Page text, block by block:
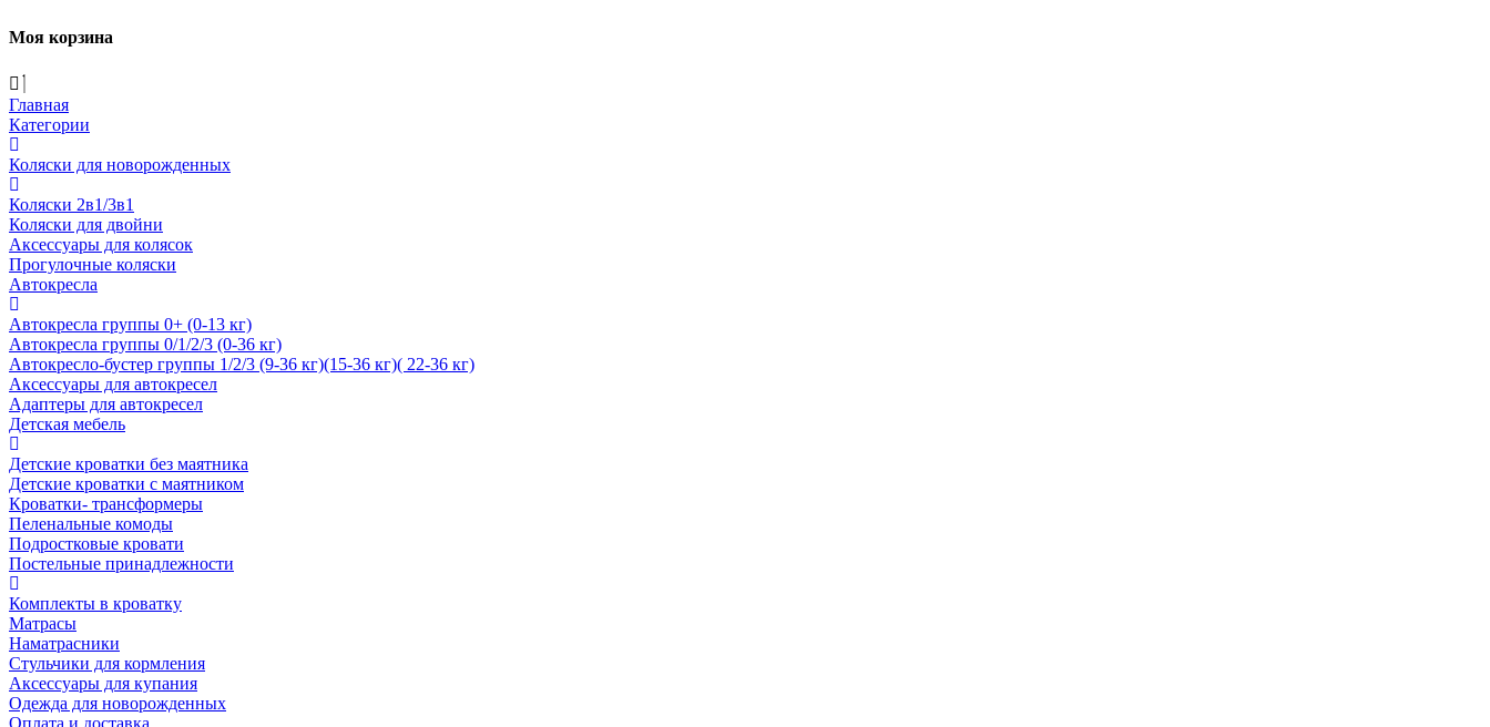
Моя корзина
Главная
Категории
Коляски для новорожденных
Коляски 2в1/3в1
Коляски для двойни
Аксессуары для колясок
Прогулочные коляски
Автокресла
Автокресла группы 0+ (0-13 кг)
Автокресла группы 0/1/2/3 (0-36 кг)
Автокресло-бустер группы 1/2/3 (9-36 кг)(15-36 кг)( 22-36 кг)
Аксессуары для автокресел
Адаптеры для автокресел
Детская мебель
Детские кроватки без маятника
Детские кроватки с маятником
Кроватки- трансформеры
Пеленальные комоды
Подростковые кровати
Постельные принадлежности
Комплекты в кроватку
Матрасы
Наматрасники
Стульчики для кормления
Аксессуары для купания
Одежда для новорожденных
Оплата и доставка